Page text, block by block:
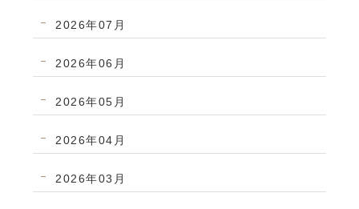
2026年07月
2026年06月
2026年05月
2026年04月
2026年03月